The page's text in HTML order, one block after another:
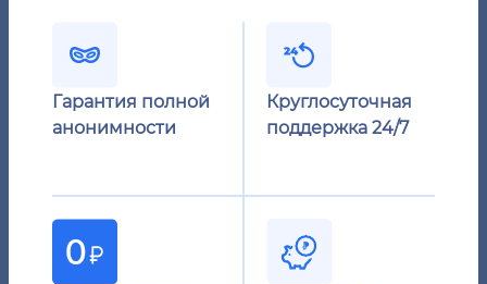
Гарантия полной
анонимности
Круглосуточная
поддержка 24/7